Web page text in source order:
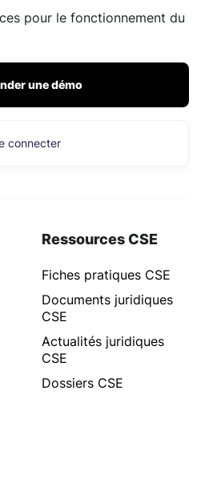
pour le fonctionnement du
une démo
connecter
Ressources CSE
Fiches pratiques CSE
Documents juridiques
CSE
Actualités juridiques
CSE
Dossiers CSE